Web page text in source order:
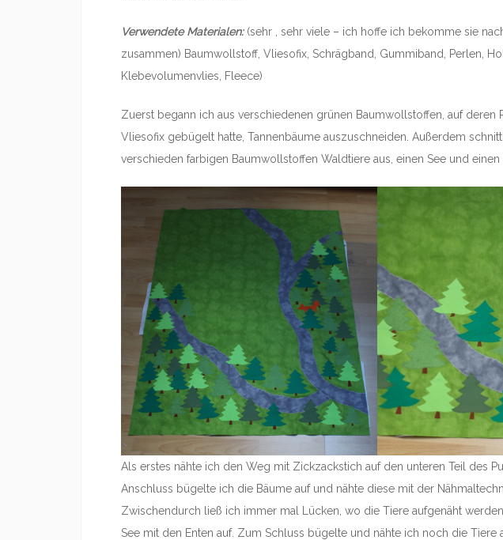
Verwendete Materialen: (sehr , sehr viele – ich hoffe ich bekomme sie
zusammen) Baumwollstoff, Vliesofix, Schrägband, Gummiband, Perlen,
Klebevolumenvlies, Fleece)
Zuerst begann ich aus verschiedenen grünen Baumwollstoffen, auf deren
Vliesofix gebügelt hatte, Tannenbäume auszuschneiden. Außerdem
verschieden farbigen Baumwollstoffen Waldtiere aus, einen See und einen
Als erstes nähte ich den Weg mit Zickzackstich auf den unteren Teil des
Anschluss bügelte ich die Bäume auf und nähte diese mit der
Zwischendurch ließ ich immer mal Lücken, wo die Tiere aufgenäht
See mit den Enten auf. Zum Schluss bügelte und nähte ich noch die Tiere